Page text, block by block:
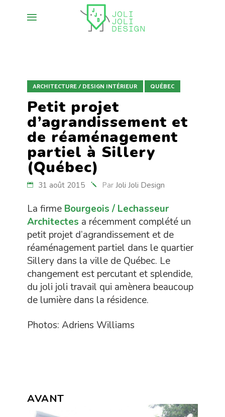
ARCHITECTURE / DESIGN INTÉRIEUR QUÉBEC
Petit projet
d’agrandissement et
de réaménagement
partiel à Sillery
(Québec)
31 août 2015 Par Joli Joli Design
La firme Bourgeois / Lechasseur
Architectes a récemment complété un
petit projet d’agrandissement et de
réaménagement partiel dans le quartier
Sillery dans la ville de Québec. Le
changement est percutant et splendide,
du joli joli travail qui amènera beaucoup
de lumière dans la résidence.
Photos: Adriens Williams
AVANT